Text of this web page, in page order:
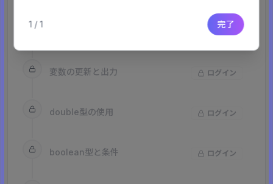
ログイン
変数の更新と出力 ログイン
double型の使用 ログイン
boolean型と条件 ログイン
1 /1 完了